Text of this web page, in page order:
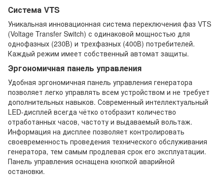
Система VTS
Уникальная инновационная система переключения фаз VTS
(Voltage Transfer Switch) с одинаковой мощностью для
однофазных (230В) и трехфазных (400В) потребителей.
Каждый режим имеет собственный автомат защиты.
Эргономичная панель управления
Удобная эргономичная панель управления генератора
позволяет легко управлять всем устройством и не требует
дополнительных навыков. Современный интеллектуальный
LED-дисплей всегда чётко отобразит количество
отработанных часов, частоту и выдаваемый вольтаж.
Информация на дисплее позволяет контролировать
своевременность проведения технического обслуживания
генератора, тем самым продлевая срок его эксплуатации.
Панель управления оснащена кнопкой аварийной
остановки.